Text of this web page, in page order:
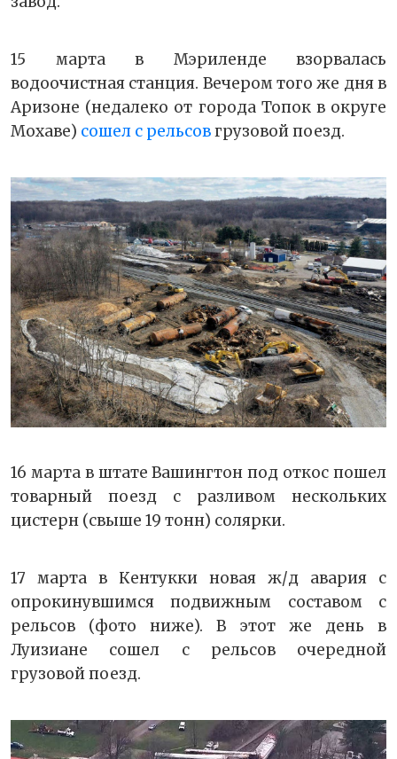
15 марта в Мэриленде взорвалась
водоочистная станция. Вечером того же дня в
Аризоне (недалеко от города Топок в округе
Мохаве) сошел с рельсовгрузовой поезд.
16 марта в штате Вашингтон под откос пошел
товарный поезд с разливом нескольких
цистерн (свыше 19 тонн) солярки.
17 марта в Кентукки новая ж/д авария с
опрокинувшимся подвижным составом с
рельсов (фото ниже). В этот же день в
Луизиане сошел с рельсов очередной
грузовой поезд.